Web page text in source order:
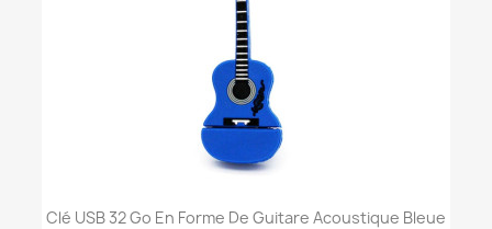
Clé USB 32 Go En Forme De Guitare Acoustique Bleue